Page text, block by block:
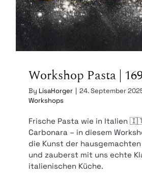
Workshop Pasta |
By LisaHorger | 24. September
Workshops
Frische Pasta wie in Italien
Carbonara – in diesem
die Kunst der
und zauberst mit uns echte
italienischen Küche.